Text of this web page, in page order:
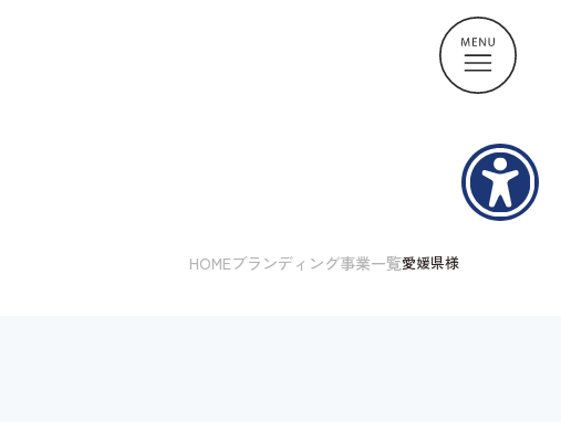
HOMEブランディング事業一覧愛媛県様